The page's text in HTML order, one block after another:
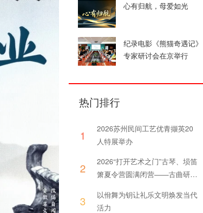
心有归航，母爱如光
纪录电影《熊猫奇遇记》
专家研讨会在京举行
热门排行
1
2026苏州民间工艺优青撷英20
人特展举办
2
​2026“打开艺术之门”古琴、埙笛
箫夏令营圆满闭营——古曲研习
3
以佾舞为钥让礼乐文明焕发当代
活力